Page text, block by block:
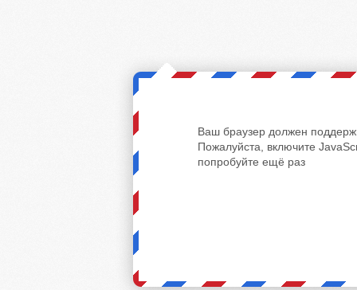
Ваш браузер должен
Пожалуйста, включите
попробуйте ещё раз